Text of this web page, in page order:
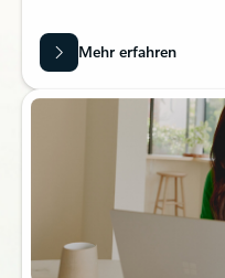
Mehr erfahren